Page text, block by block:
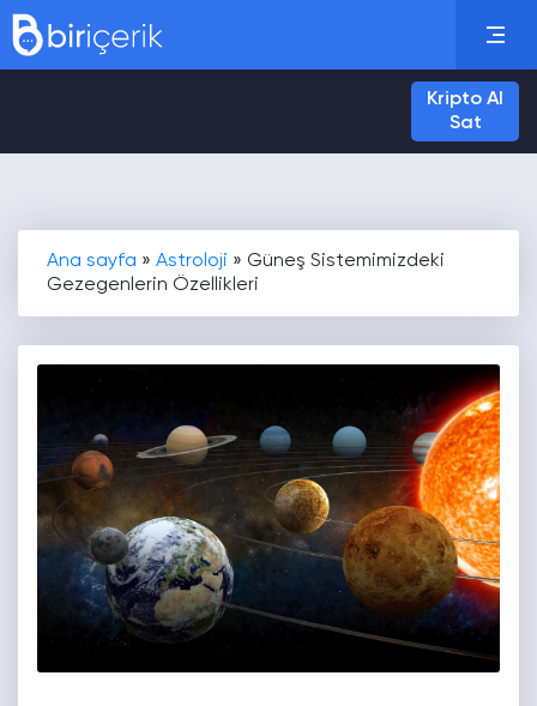
Kripto Al
Sat
Ana sayfa » Astroloji » Güneş Sistemimizdeki
Gezegenlerin Özellikleri